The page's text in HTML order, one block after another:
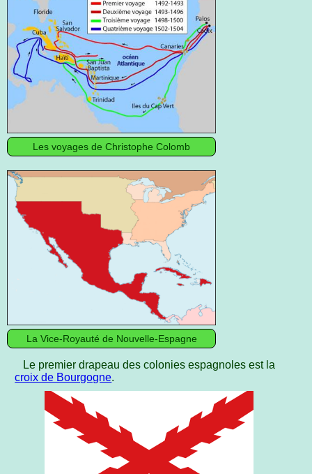
Les voyages de Christophe Colomb
La Vice-Royauté de Nouvelle-Espagne
Le premier drapeau des colonies espagnoles est la
croix de Bourgogne.